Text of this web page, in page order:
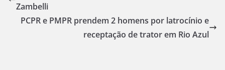
Zambelli
PCPR e PMPR prendem 2 homens por latrocínio e
receptação de trator em Rio Azul